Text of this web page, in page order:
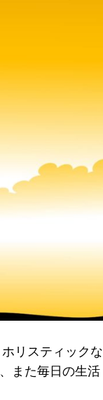
リスティックな
また毎日の生活